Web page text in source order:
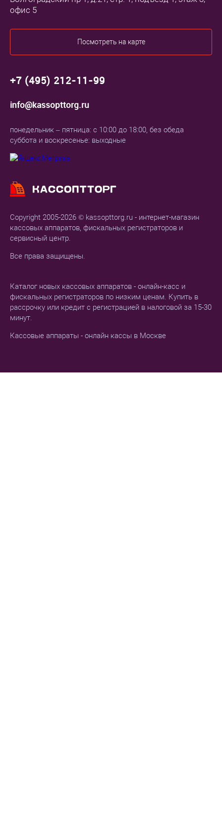
Copyright 2005-2026 © kassopttorg.ru - интернет-магазин
кассовых аппаратов, фискальных регистраторов и
сервисный центр.
Все права защищены.
Каталог новых кассовых аппаратов - онлайн-касс и
фискальных регистраторов по низким ценам. Купить в
рассрочку или кредит с регистрацией в налоговой за 15-30
минут.
Кассовые аппараты - онлайн кассы в Москве
офис 5
Посмотреть на карте
+7 (495) 212-11-99
info@kassopttorg.ru
понедельник – пятница: с 10:00 до 18:00, без обеда
суббота и воскресенье: выходные